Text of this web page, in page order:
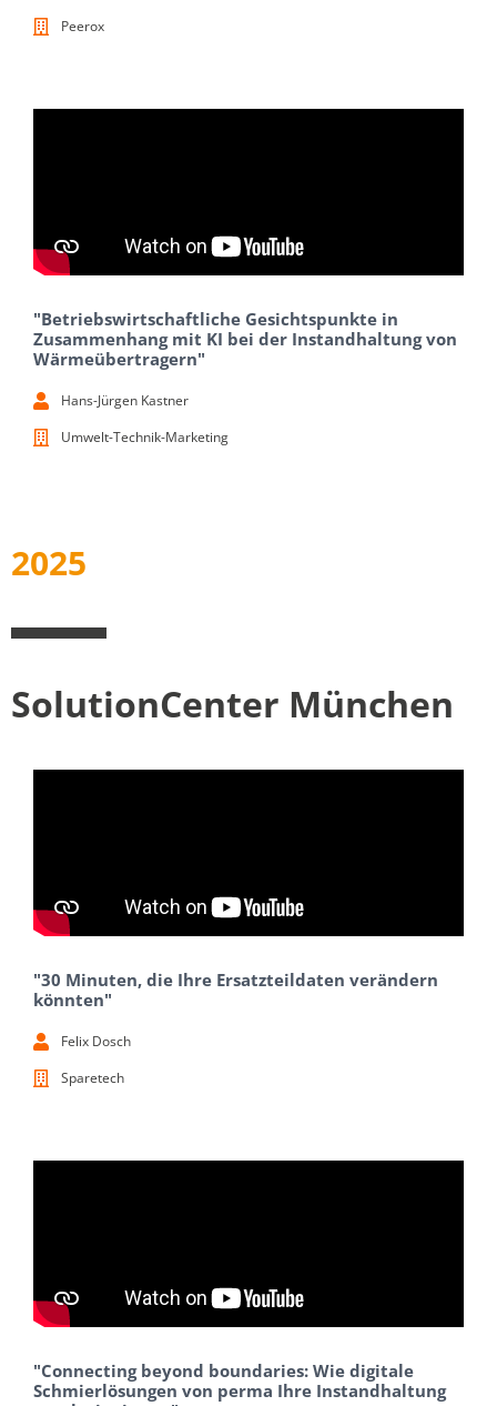
Peerox
"Betriebswirtschaftliche Gesichtspunkte in
Zusammenhang mit KI bei der Instandhaltung von
Wärmeübertragern"
Hans-Jürgen Kastner
Umwelt-Technik-Marketing
2025
SolutionCenter München
"30 Minuten, die Ihre Ersatzteildaten verändern
könnten"
Felix Dosch
Sparetech
"Connecting beyond boundaries: Wie digitale
Schmierlösungen von perma Ihre Instandhaltung